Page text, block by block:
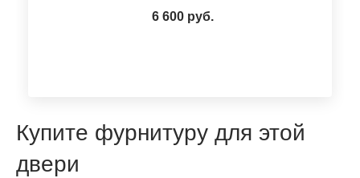
6 600 руб.
Купите фурнитуру для этой
двери